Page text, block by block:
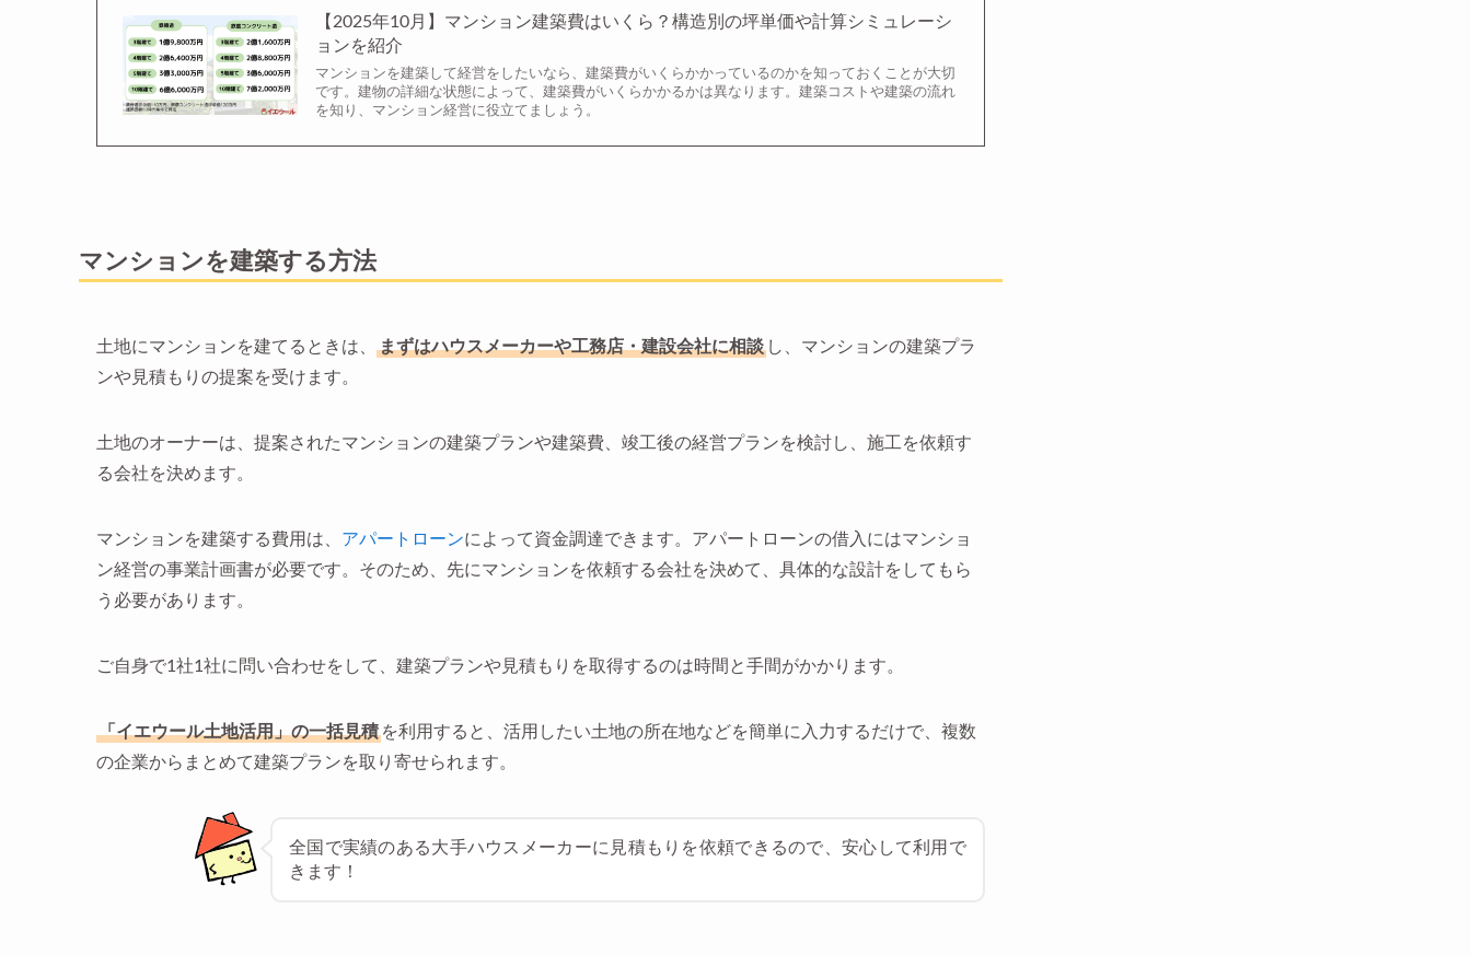
【2025年10月】マンション建築費はいくら？構造別の坪単価や計算シミュレーシ
ョンを紹介
マンションを建築して経営をしたいなら、建築費がいくらかかっているのかを知っておくことが大切
です。建物の詳細な状態によって、建築費がいくらかかるかは異なります。建築コストや建築の流れ
を知り、マンション経営に役立てましょう。
マンションを建築する方法
土地にマンションを建てるときは、 まずはハウスメーカーや工務店・建設会社に相談 し、マンションの建築プラ
ンや見積もりの提案を受けます。
土地のオーナーは、提案されたマンションの建築プランや建築費、竣工後の経営プランを検討し、施工を依頼す
る会社を決めます。
マンションを建築する費用は、 アパートローンによって資金調達できます。アパートローンの借入にはマンショ
ン経営の事業計画書が必要です。そのため、先にマンションを依頼する会社を決めて、具体的な設計をしてもら
う必要があります。
ご自身で1社1社に問い合わせをして、建築プランや見積もりを取得するのは時間と手間がかかります。
「イエウール土地活用」の一括見積 を利用すると、活用したい土地の所在地などを簡単に入力するだけで、複数
の企業からまとめて建築プランを取り寄せられます。
全国で実績のある大手ハウスメーカーに見積もりを依頼できるので、安心して利用で
きます！